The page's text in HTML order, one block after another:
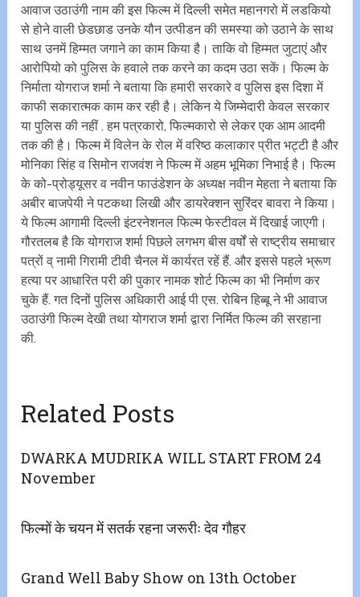
आवाज उठाउंगी नाम की इस फिल्म में दिल्ली समेत महानगरो में लडकियो
से होने वाली छेडछाड उनके यौन उत्पीडन की समस्या को उठाने के साथ
साथ उनमें हिम्मत जगाने का काम किया है। ताकि वो हिम्मत जुटाएं और
आरोपियो को पुलिस के हवाले तक करने का कदम उठा सकें। फिल्म के
निर्माता योगराज शर्मा ने बताया कि हमारी सरकारे व पुलिस इस दिशा में
काफी सकारात्मक काम कर रही है। लेकिन ये जिम्मेदारी केवल सरकार
या पुलिस की नहीं . हम पत्रकारो, फिल्मकारो से लेकर एक आम आदमी
तक की है। फिल्म में विलेन के रोल में वरिष्ठ कलाकार प्रीत भट्टी है और
मोनिका सिंह व सिमोन राजवंश ने फिल्म में अहम भूमिका निभाई है। फिल्म
के को-प्रोड्यूसर व नवीन फाउंडेशन के अध्यक्ष नवीन मेहता ने बताया कि
अबीर बाजपेयी ने पटकथा लिखी और डायरेक्शन सुरिंदर बावरा ने किया।
ये फिल्म आगामी दिल्ली इंटरनेशनल फिल्म फेस्टीवल में दिखाई जाएगी।
गौरतलब है कि योगराज शर्मा पिछले लगभग बीस वर्षों से राष्ट्रीय समाचार
पत्रों व् नामी गिरामी टीवी चैनल में कार्यरत रहें हैं. और इससे पहले भ्रूण
हत्या पर आधारित परी की पुकार नामक शोर्ट फिल्म का भी निर्माण कर
चुके हैं. गत दिनों पुलिस अधिकारी आई पी एस. रोबिन हिब्बू ने भी आवाज
उठाउंगी फिल्म देखी तथा योगराज शर्मा द्वारा निर्मित फिल्म की सरहाना
की.
Related Posts
DWARKA MUDRIKA WILL START FROM 24
November
फिल्मों के चयन में सतर्क रहना जरूरीः देव गौहर
Grand Well Baby Show on 13th October